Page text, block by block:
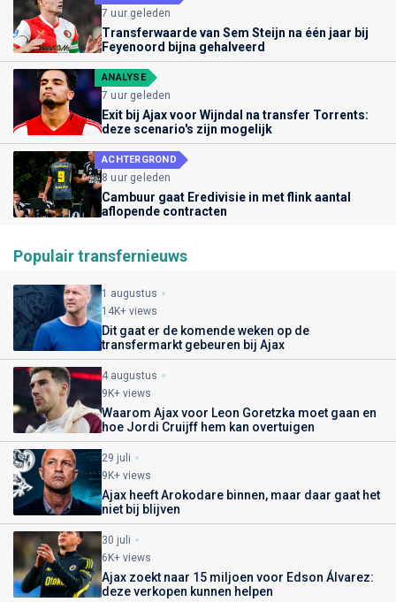
7 uur geleden
Transferwaarde van Sem Steijn na één jaar bij
Feyenoord bijna gehalveerd
ANALYSE
7 uur geleden
Exit bij Ajax voor Wijndal na transfer Torrents:
deze scenario's zijn mogelijk
ACHTERGROND
8 uur geleden
Cambuur gaat Eredivisie in met flink aantal
aflopende contracten
Populair transfernieuws
1 augustus
14K+ views
Dit gaat er de komende weken op de
transfermarkt gebeuren bij Ajax
4 augustus
9K+ views
Waarom Ajax voor Leon Goretzka moet gaan en
hoe Jordi Cruijff hem kan overtuigen
29 juli
9K+ views
Ajax heeft Arokodare binnen, maar daar gaat het
niet bij blijven
30 juli
6K+ views
Ajax zoekt naar 15 miljoen voor Edson Álvarez:
deze verkopen kunnen helpen